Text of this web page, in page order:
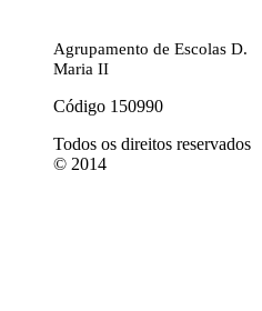
Agrupamento de Escolas D.
Maria II
Código 150990
Todos os direitos reservados
© 2014